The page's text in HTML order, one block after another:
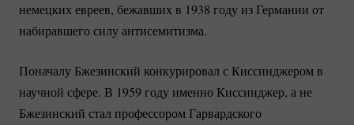
немецких евреев, бежавших в 1938 году из Германии от
набиравшего силу антисемитизма.
Поначалу Бжезинский конкурировал с Киссинджером в
научной сфере. В 1959 году именно Киссинджер, а не
Бжезинский стал профессором Гарвардского